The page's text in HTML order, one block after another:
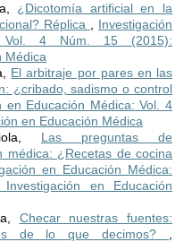
¿Dicotomía artificial en la
Réplica , Investigación
Vol. 4 Núm. 15 (2015):
Médica
El arbitraje por pares en las
¿cribado, sadismo o control
en Educación Médica: Vol. 4
en Educación Médica
Las preguntas de
médica: ¿Recetas de cocina
en Educación Médica:
en Educación
Checar nuestras fuentes:
de lo que decimos? ,